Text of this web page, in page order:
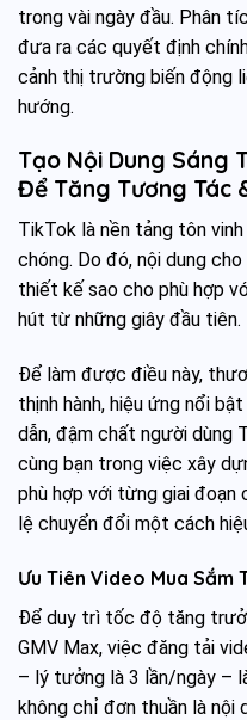
trong vài ngày đầu. Phân
đưa ra các quyết định
cảnh thị trường biến động
hướng.
Tạo Nội Dung Sáng
Để Tăng Tương Tác
TikTok là nền tảng tôn
chóng. Do đó, nội dung
thiết kế sao cho phù hợp
hút từ những giây đầu tiên.
Để làm được điều này,
thịnh hành, hiệu ứng nổi
dẫn, đậm chất người dùng
cùng bạn trong việc xây
phù hợp với từng giai đoạn
lệ chuyển đổi một cách
Ưu Tiên Video Mua Sắm
Để duy trì tốc độ tăng
GMV Max, việc đăng tải
– lý tưởng là 3 lần/ngày –
không chỉ đơn thuần là nội